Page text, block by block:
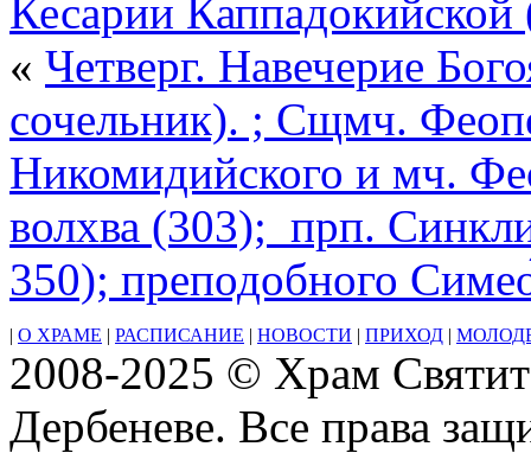
Московской
Духовной
состоялся
концерт
посвящённый
Рождеству
По
окончании
концерта
настоятель
храма
протоиерей
Александр
Сычев
поблагодарил
участников
за
и
Кесарии Каппадокийской
« Четверг. Навечерие
сочельник). ; Сщмч.
Никомидийского и мч.
волхва (303); прп.
350); преподобного
| О ХРАМЕ | РАСПИСАНИЕ | НОВОСТИ | ПРИХОД |
2008-2025 © Храм
Дербеневе. Все права